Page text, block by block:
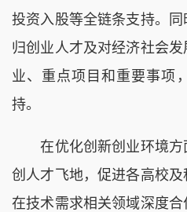
投资入股等全链条支持。
归创业人才及对经济社会
业、重点项目和重要事项
持。
在优化创新创业环境方
创人才飞地，促进各高校
在技术需求相关领域深度